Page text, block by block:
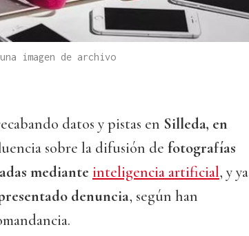
imagen de archivo
datos y pistas en Silleda, en
sobre la difusión de fotografías
mediante inteligencia artificial, y ya
denuncia, según han